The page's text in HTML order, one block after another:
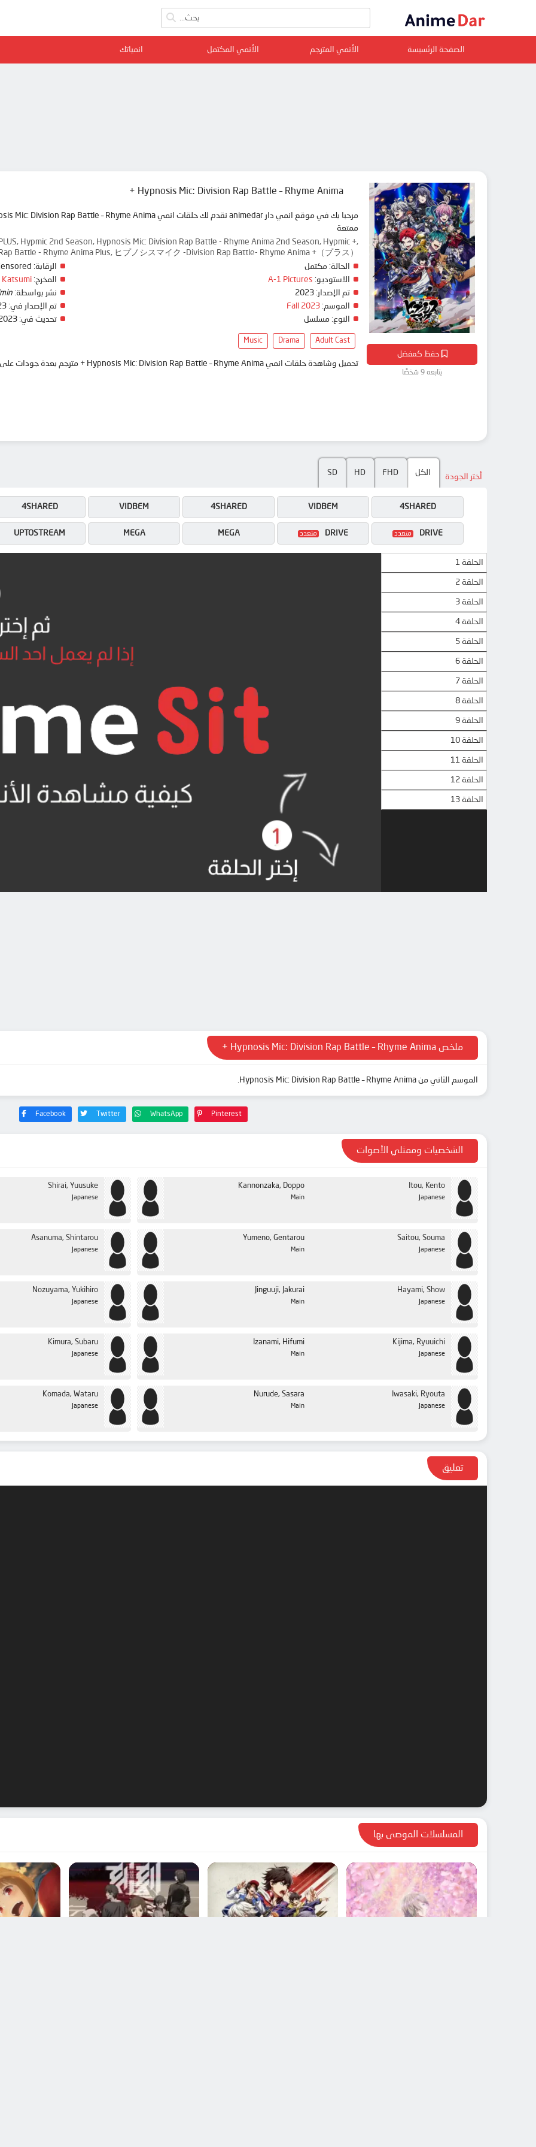
الصفحة الرئسيسة الأنمي المترجم الأنمي المكتمل انمياتك
حفظ كمفضل
يتابعه 9 شخصًا
Hypnosis Mic: Division Rap Battle – Rhyme Anima +
ممتعة
Hypmic 2nd Season, Hypnosis Mic: Division Rap Battle - Rhyme Anima 2nd Season, Hypmic +,
Battle - Rhyme Anima Plus, ヒプノシスマイク -Division Rap Battle- Rhyme Anima +（プラス）
الحالة: مكتمل
الاستوديو: A-1 Pictures
تم الإصدار:
الموسم: Fall 2023
النوع: مسلسل
الرقابة:
المخرج: Katsumi
نشر بواسطة:
تم الإصدار في:
تحديث في:
Adult Cast
Drama
Music
تحميل وشاهدة حلقات انمي Hypnosis Mic: Division Rap Battle – Rhyme Anima + مترجم بعدة جودات على موقع انمي دار - animedar
أختر الجودة الكل FHD
HD
SD
4SHARED
MEGA
VIDBEM
UPTOSTREAM
4SHARED
DRIVE
VIDBEM
DRIVE
MEGA
4SHARED
الحلقة 1
الحلقة 2
الحلقة 3
الحلقة 4
الحلقة 5
الحلقة 6
الحلقة 7
الحلقة 8
الحلقة 9
الحلقة 10
الحلقة 11
الحلقة 12
الحلقة 13
ملخص Hypnosis Mic: Division Rap Battle – Rhyme Anima +
الموسم الثاني من Hypnosis Mic: Division Rap Battle – Rhyme Anima.
Facebook Twitter WhatsApp Pinterest
الشخصيات وممثلي الأصوات
Shirai, Yuusuke
Japanese
Kannonzaka, Doppo
Main
Itou, Kento
Japanese
Asanuma, Shintarou
Japanese
Yumeno, Gentarou
Main
Saitou, Souma
Japanese
Nozuyama, Yukihiro
Japanese
Jinguuji, Jakurai
Main
Hayami, Show
Japanese
Kimura, Subaru
Japanese
Izanami, Hifumi
Main
Kijima, Ryuuichi
Japanese
Komada, Wataru
Japanese
Nurude, Sasara
Main
Iwasaki, Ryouta
Japanese
تعليق
المسلسلات الموصى بها